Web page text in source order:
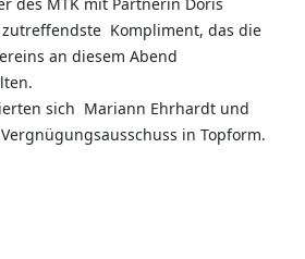
Kompliment, das die
an diesem Abend
sich Mariann Ehrhardt und
in Topform.